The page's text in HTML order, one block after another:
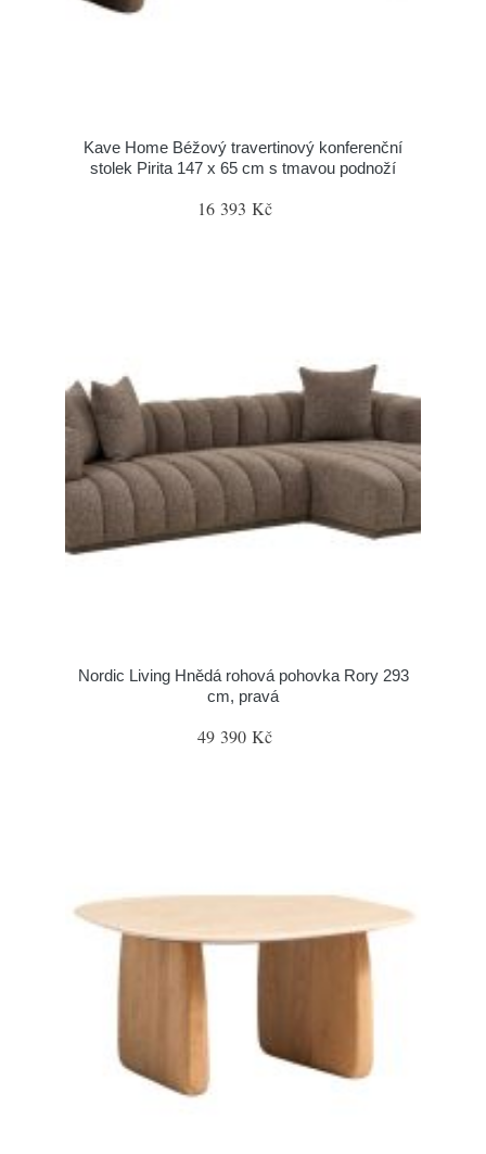
Kave Home Béžový travertinový konferenční
stolek Pirita 147 x 65 cm s tmavou podnoží
16 393 Kč
Nordic Living Hnědá rohová pohovka Rory 293
cm, pravá
49 390 Kč